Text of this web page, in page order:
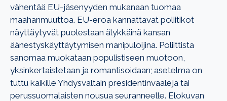
vähentää EU-jäsenyyden mukanaan tuomaa
maahanmuuttoa. EU-eroa kannattavat poliitikot
näyttäytyvät puolestaan älykkäinä kansan
äänestyskäyttäytymisen manipuloijina. Poliittista
sanomaa muokataan populistiseen muotoon,
yksinkertaistetaan ja romantisoidaan; asetelma on
tuttu kaikille Yhdysvaltain presidentinvaaleja tai
perussuomalaisten nousua seuranneelle. Elokuvan